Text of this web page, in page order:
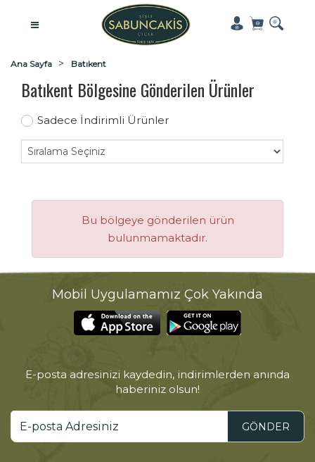
Ana Sayfa Batıkent
Batıkent Bölgesine Gönderilen Ürünler
Sadece İndirimli Ürünler
Bu bölgeye gönderilen ürün
bulunmamaktadır.
Mobil Uygulamamız Çok Yakında
E-posta adresinizi kaydedin, indirimlerden anında
haberiniz olsun!
GÖNDER